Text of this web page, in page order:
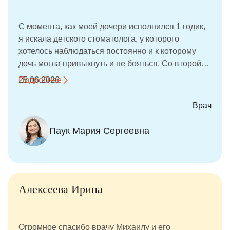
С момента, как моей дочери исполнился 1 годик,
я искала детского стоматолога, у которого
хотелось наблюдаться постоянно и к которому
дочь могла привыкнуть и не бояться. Со второй
попытки мы нашли своего врача - Марию
на профилактические осмотры, периодически
процедуру - фторирование зубов. Дочь перенесла
процедуру совершенно спокойно. За время
ребёнка, заинтересовать. Моё участие в
отвлечении ребёнка от процедуры совершенно
не потребовалось. Мария Сергеевна сама
всегда отвечает на все мои вопросы, при
Подробнее
25.06.2026
Врач
Паук Мария Сергеевна
Алексеева Ирина
Огромное спасибо врачу Михаилу и его